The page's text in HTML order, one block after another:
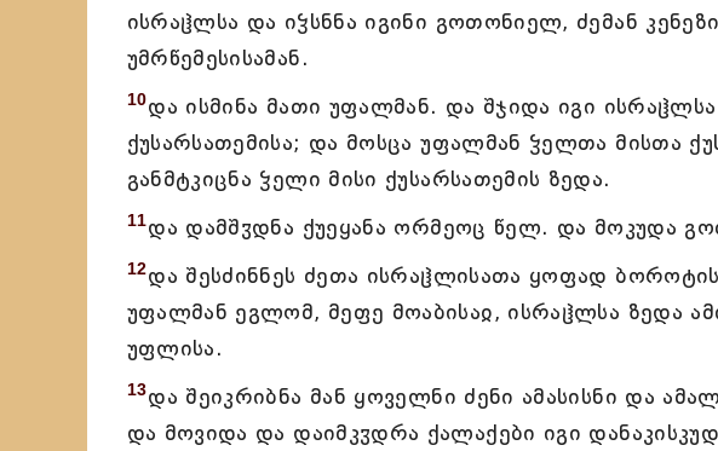
ისრაჱლსა და იჴსნნა იგინი გოთონიელ, ძემან
უმრწემესისამან.
10და ისმინა მათი უფალმან. და შჯიდა იგი
ქუსარსათემისა; და მოსცა უფალმან ჴელთა მისთა
განმტკიცნა ჴელი მისი ქუსარსათემის ზედა.
11და დამშჳდნა ქუეყანა ორმეოც წელ. და მოკუდა
12და შესძინნეს ძეთა ისრაჱლისათა ყოფად
უფალმან ეგლომ, მეფე მოაბისაჲ, ისრაჱლსა ზედა
უფლისა.
13და შეიკრიბნა მან ყოველნი ძენი ამასისნი და
და მოვიდა და დაიმკჳდრა ქალაქები იგი